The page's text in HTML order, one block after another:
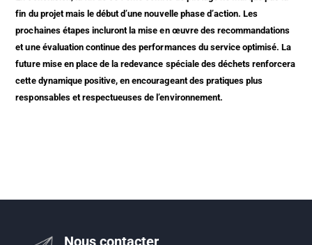
fin du projet mais le début d’une nouvelle phase d’action. Les
prochaines étapes incluront la mise en œuvre des recommandations
et une évaluation continue des performances du service optimisé. La
future mise en place de la redevance spéciale des déchets renforcera
cette dynamique positive, en encourageant des pratiques plus
responsables et respectueuses de l’environnement.
Nous contacter